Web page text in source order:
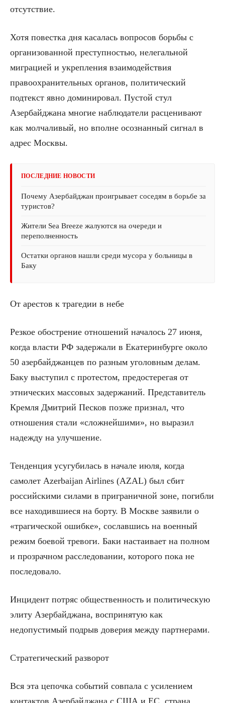
отсутствие.
Хотя повестка дня касалась вопросов борьбы с
организованной преступностью, нелегальной
миграцией и укрепления взаимодействия
правоохранительных органов, политический
подтекст явно доминировал. Пустой стул
Азербайджана многие наблюдатели расценивают
как молчаливый, но вполне осознанный сигнал в
адрес Москвы.
ПОСЛЕДНИЕ НОВОСТИ
Почему Азербайджан проигрывает соседям в борьбе за
туристов?
Жители Sea Breeze жалуются на очереди и
переполненность
Остатки органов нашли среди мусора у больницы в
Баку
От арестов к трагедии в небе
Резкое обострение отношений началось 27 июня,
когда власти РФ задержали в Екатеринбурге около
50 азербайджанцев по разным уголовным делам.
Баку выступил с протестом, предостерегая от
этнических массовых задержаний. Представитель
Кремля Дмитрий Песков позже признал, что
отношения стали «сложнейшими», но выразил
надежду на улучшение.
Тенденция усугубилась в начале июля, когда
самолет Azerbaijan Airlines (AZAL) был сбит
российскими силами в приграничной зоне, погибли
все находившиеся на борту. В Москве заявили о
«трагической ошибке», сославшись на военный
режим боевой тревоги. Баки настаивает на полном
и прозрачном расследовании, которого пока не
последовало.
Инцидент потряс общественность и политическую
элиту Азербайджана, воспринятую как
недопустимый подрыв доверия между партнерами.
Стратегический разворот
Вся эта цепочка событий совпала с усилением